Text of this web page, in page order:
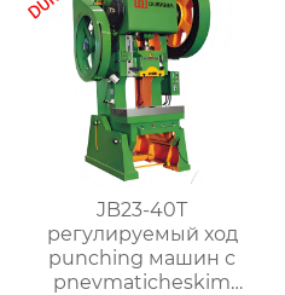
JB23-40T
регулируемый ход
punching машин с
pnevmaticheskim